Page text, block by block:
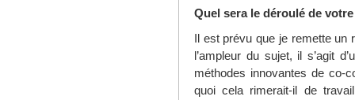
Quel sera le déroulé de
Il est prévu que je remette un
l’ampleur du sujet, il s’agit
méthodes innovantes de co-
quoi cela rimerait-il de